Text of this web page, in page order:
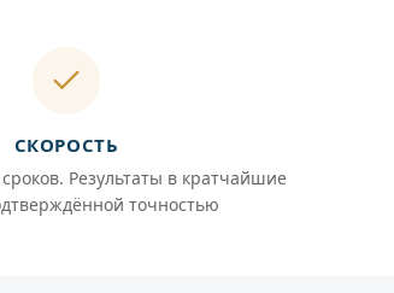
СКОРОСТЬ
Результаты в кратчайшие
точностью